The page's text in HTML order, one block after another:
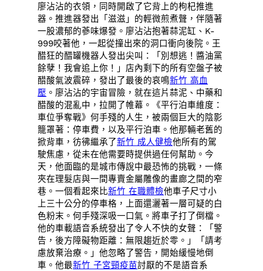
廖沾沾的衣領，同時開啟了它背上的枸杞推進
器。推進器發出「滋滋」的輕微煎煮聲，伴隨著
一股濃郁的蔘味爆發。廖沾沾抱著蒜泥缸、K-
999咬著他，一起從撞出來的洞口衝向後院。王
醋狂的醋罐機器人發出尖叫：「別想逃！醬油黨
餘孽！我會追上你！」店內剩下的所有空盤子被
醋酸氣波震碎，發出了最後的哀鳴新竹 高血
壓 。廖沾沾的宇宙冒險，就在這片蒜泥、中藥和
醋酸的混亂中，拉開了帷幕。《平行泊車維度：
車位爭奪戰》何手殘的人生，被兩個巨大的陰影
籠罩著：停車費，以及平行泊車。他那輛老舊的
掀背車，彷彿繼承了新竹 成人健檢他所有的駕
駛焦慮，從未在他需要時提供過任何幫助。今
天，他面臨的是城市傳說中最恐怖的挑戰，一條
夾在理髮店與一間專賣金屬雕像的畫廊之間的窄
巷。一個看起來比新竹 在職體檢他車子尺寸小
上三十公分的停車格，上面還灑著一層可疑的白
色粉末。何手殘深吸一口氣。將車子打了倒檔。
他的車載語音系統發出了令人不快的女聲：「警
告，後方障礙物距離：無限趨近於零。」「請考
慮放棄治療。」他忽略了警告，開始緩慢地倒
車。他最新竹 子宮頸疫苗討厭的不是語音系